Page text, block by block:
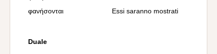
φανήσονται
Essi saranno mostrati
Duale